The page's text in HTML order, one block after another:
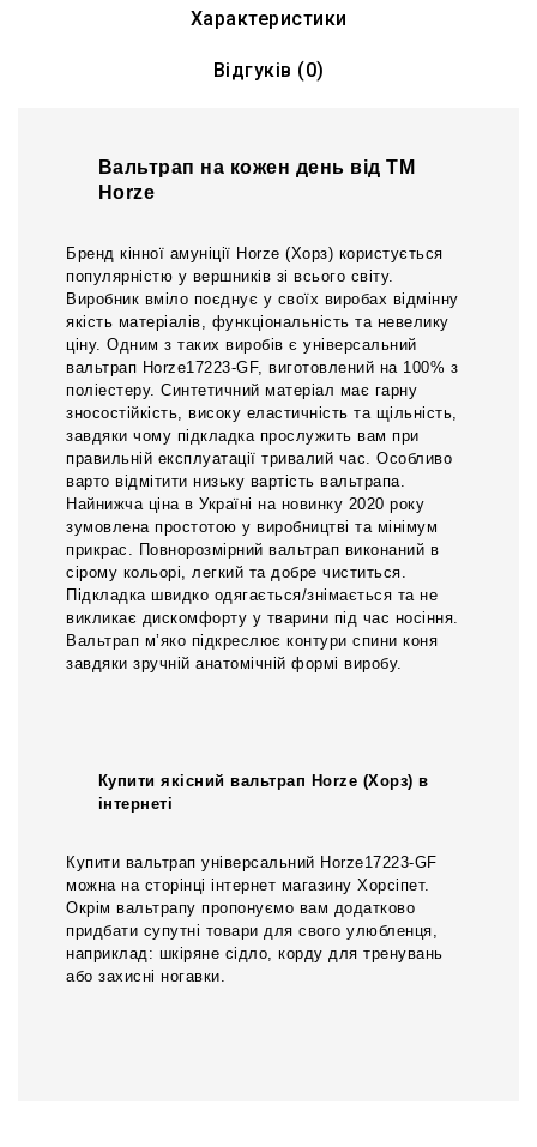
Характеристики
Відгуків (0)
Вальтрап на кожен день від ТМ
Horze
Бренд кінної амуніції Horze (Хорз) користується
популярністю у вершників зі всього світу.
Виробник вміло поєднує у своїх виробах відмінну
якість матеріалів, функціональність та невелику
ціну. Одним з таких виробів є універсальний
вальтрап Horze17223-GF, виготовлений на 100% з
поліестеру. Синтетичний матеріал має гарну
зносостійкість, високу еластичність та щільність,
завдяки чому підкладка прослужить вам при
правильній експлуатації тривалий час. Особливо
варто відмітити низьку вартість вальтрапа.
Найнижча ціна в Україні на новинку 2020 року
зумовлена простотою у виробництві та мінімум
прикрас. Повнорозмірний вальтрап виконаний в
сірому кольорі, легкий та добре чиститься.
Підкладка швидко одягається/знімається та не
викликає дискомфорту у тварини під час носіння.
Вальтрап м’яко підкреслює контури спини коня
завдяки зручній анатомічній формі виробу.
Купити якісний вальтрап Horze (Хорз) в
інтернеті
Купити вальтрап універсальний Horze17223-GF
можна на сторінці інтернет магазину Хорсіпет.
Окрім вальтрапу пропонуємо вам додатково
придбати супутні товари для свого улюбленця,
наприклад: шкіряне сідло, корду для тренувань
або захисні ногавки.